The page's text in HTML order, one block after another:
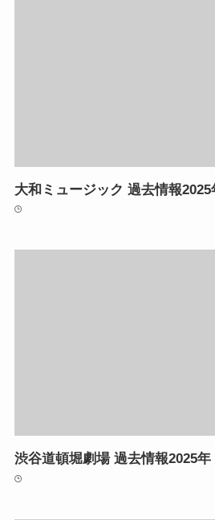
大和ミュージック 過去情報2025
渋谷道頓堀劇場 過去情報2025年